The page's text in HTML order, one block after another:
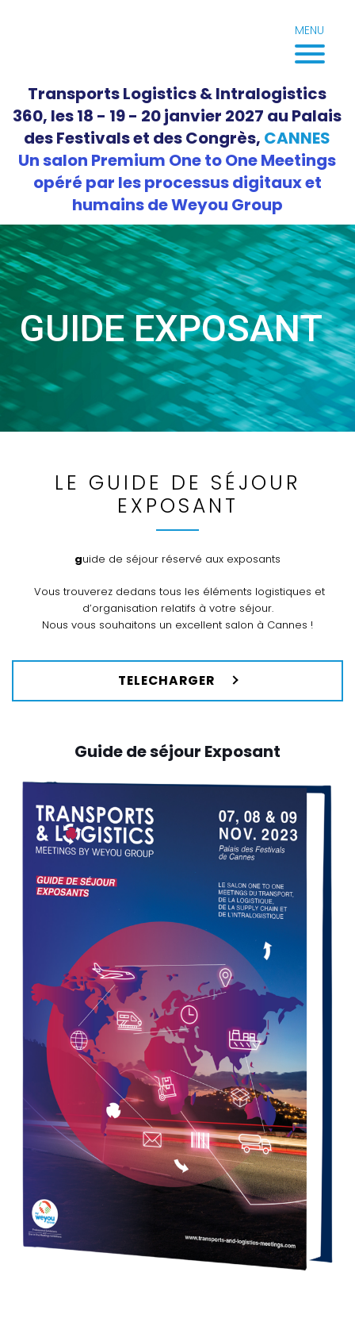
Transports Logistics & Intralogistics
360, les 18 - 19 - 20 janvier 2027 au Palais
des Festivals et des Congrès, CANNES
Un salon Premium One to One Meetings
opéré par les processus digitaux et
humains de Weyou Group
MENU
GUIDE EXPOSANT
LE GUIDE DE SÉJOUR
EXPOSANT
guide de séjour réservé aux exposants
Vous trouverez dedans tous les éléments logistiques et
d’organisation relatifs à votre séjour.
Nous vous souhaitons un excellent salon à Cannes !
TELECHARGER
Guide de séjour Exposant